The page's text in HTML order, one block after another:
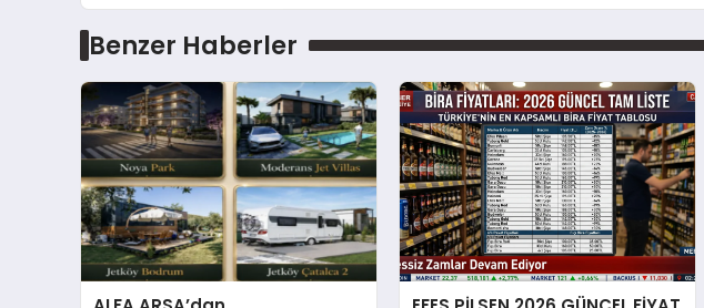
Benzer Haberler